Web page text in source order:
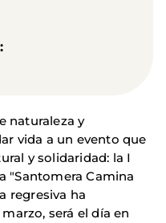
naturaleza y
vida a un evento que
y solidaridad: la I
"Santomera Camina
regresiva ha
será el día en